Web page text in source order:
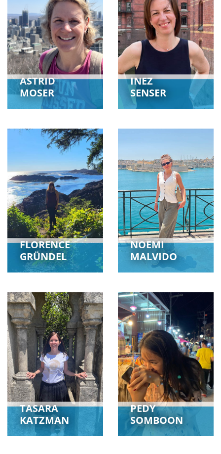
ASTRID
MOSER
INEZ
SENSER
FLORENCE
GRÜNDEL
NOEMI
MALVIDO
TASARA
KATZMAN
PEDY
SOMBOON